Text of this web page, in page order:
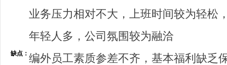
业务压力相对不大，上班时间较为轻松
年轻人多，公司氛围较为融洽
缺点： 编外员工素质参差不齐，基本福利缺乏